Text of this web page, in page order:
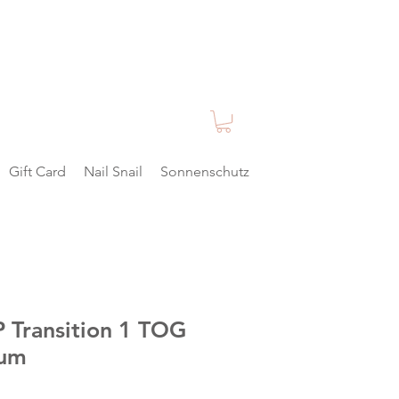
Gift Card Nail Snail Sonnenschutz
Transition 1 TOG